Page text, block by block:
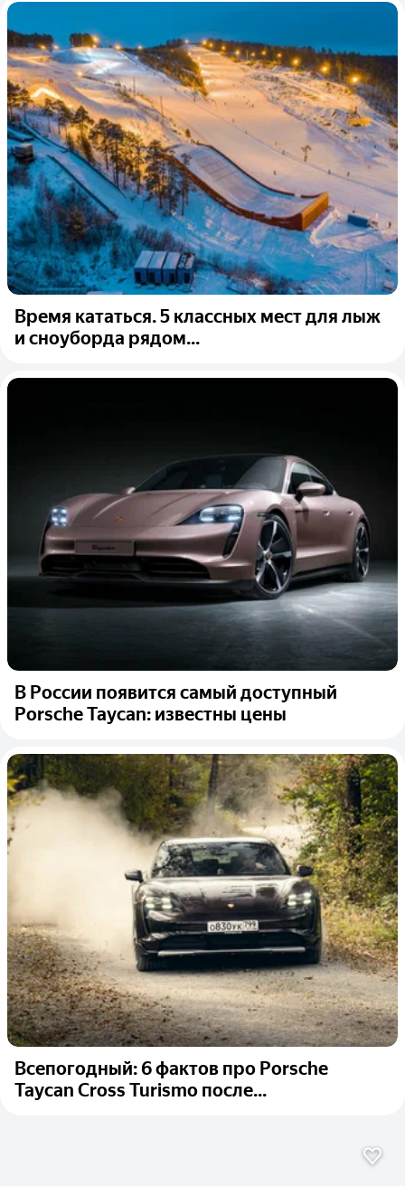
Время кататься. 5 классных мест для лыж
и сноуборда рядом...
В России появится самый доступный
Porsche Taycan: известны цены
Всепогодный: 6 фактов про Porsche
Taycan Cross Turismo после...